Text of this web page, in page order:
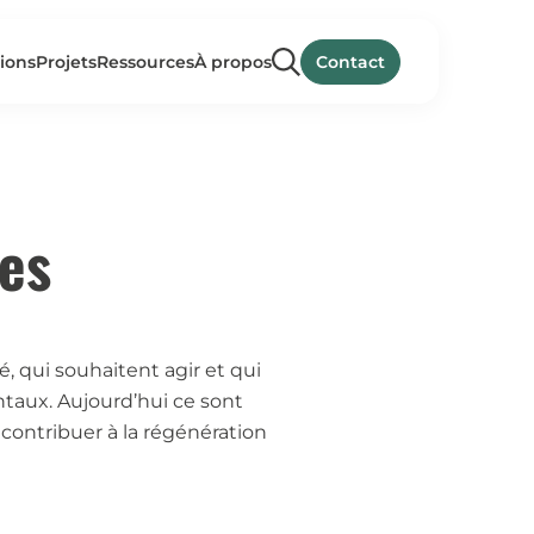
ProjetsRessourcesÀ propos Contact
qui souhaitent agir et qui
Aujourd’hui ce sont
à la régénération